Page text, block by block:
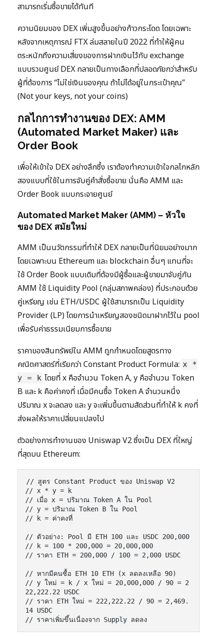
สามารถเริ่มซื้อขายได้ทันที
ความนิยมของ DEX เพิ่มสูงขึ้นอย่างก้าวกระโดด โดยเฉพาะ
หลังจากเหตุการณ์ FTX ล่มสลายในปี 2022 ที่ทำให้ผู้คน
ตระหนักถึงความเสี่ยงของการฝากเงินไว้กับ exchange
แบบรวมศูนย์ DEX กลายเป็นทางเลือกที่ปลอดภัยกว่าสำหรับ
ผู้ที่ต้องการ “ไม่ใช่เงินของคุณ ถ้าไม่ได้อยู่ในกระเป๋าคุณ”
(Not your keys, not your coins)
กลไกการทำงานของ DEX: AMM
(Automated Market Maker) และ
Order Book
เพื่อให้เข้าใจ DEX อย่างลึกซึ้ง เราต้องทำความเข้าใจกลไกหลัก
สองแบบที่ใช้ในการจับคู่คำสั่งซื้อขาย นั่นคือ AMM และ
Order Book แบบกระจายศูนย์
Automated Market Maker (AMM) – หัวใจ
ของ DEX สมัยใหม่
AMM เป็นนวัตกรรมที่ทำให้ DEX กลายเป็นที่นิยมอย่างมาก
โดยเฉพาะบน Ethereum และ blockchain อื่นๆ แทนที่จะ
ใช้ Order Book แบบเดิมที่ต้องมีผู้ซื้อและผู้ขายมาจับคู่กัน
AMM ใช้ Liquidity Pool (กลุ่มสภาพคล่อง) ที่ประกอบด้วย
คู่เหรียญ เช่น ETH/USDC ผู้ใช้สามารถเป็น Liquidity
Provider (LP) โดยการนำเหรียญสองชนิดมาฝากไว้ใน pool
เพื่อรับค่าธรรมเนียมการซื้อขาย
ราคาของสินทรัพย์ใน AMM ถูกกำหนดโดยสูตรทาง
คณิตศาสตร์ที่เรียกว่า Constant Product Formula: x *
y = k โดยที่ x คือจำนวน Token A, y คือจำนวน Token
B และ k คือค่าคงที่ เมื่อมีคนซื้อ Token A จำนวนหนึ่ง
ปริมาณ x จะลดลง และ y จะเพิ่มขึ้นตามสัดส่วนที่ทำให้ k คงที่
ส่งผลให้ราคาเปลี่ยนแปลงไป
ตัวอย่างการทำงานของ Uniswap V2 ซึ่งเป็น DEX ที่ใหญ่
ที่สุดบน Ethereum:
// สูตร Constant Product ของ Uniswap V2
// x * y = k
// เมื่อ x = ปริมาณ Token A ใน Pool
// y = ปริมาณ Token B ใน Pool
// k = ค่าคงที่
// ตัวอย่าง: Pool มี ETH 100 และ USDC 200,000
// k = 100 * 200,000 = 20,000,000
// ราคา ETH = 200,000 / 100 = 2,000 USDC
// หากมีคนซื้อ ETH 10 ETH (x ลดลงเหลือ 90)
// y ใหม่ = k / x ใหม่ = 20,000,000 / 90 = 2
22,222.22 USDC
// ราคา ETH ใหม่ = 222,222.22 / 90 = 2,469.
14 USDC